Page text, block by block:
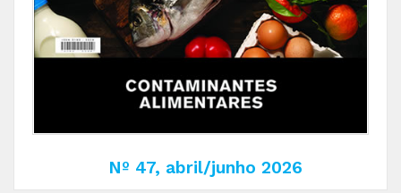
Nº 47, abril/junho 2026